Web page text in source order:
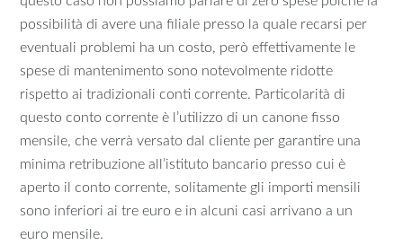
possibilità di avere una filiale presso la quale recarsi per
eventuali problemi ha un costo, però effettivamente le
spese di mantenimento sono notevolmente ridotte
rispetto ai tradizionali conti corrente. Particolarità di
questo conto corrente è l’utilizzo di un canone fisso
mensile, che verrà versato dal cliente per garantire una
minima retribuzione all’istituto bancario presso cui è
aperto il conto corrente, solitamente gli importi mensili
sono inferiori ai tre euro e in alcuni casi arrivano a un
euro mensile.